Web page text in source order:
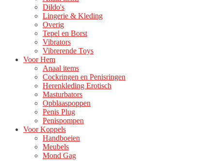
Dildo's
Lingerie & Kleding
Overig
Tepel en Borst
Vibrators
Vibrerende Toys
Voor Hem
Anaal items
Cockringen en Penisringen
Herenkleding Erotisch
Masturbators
Opblaaspoppen
Penis Plug
Penispompen
Voor Koppels
Handboeien
Meubels
Mond Gag